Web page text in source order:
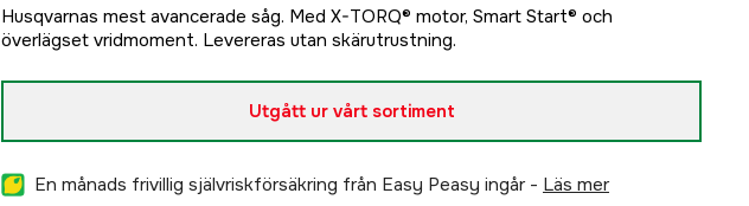
Husqvarnas mest avancerade såg. Med X-TORQ® motor, Smart Start® och
överlägset vridmoment. Levereras utan skärutrustning.
Utgått ur vårt sortiment
En månads frivillig självriskförsäkring från Easy Peasy ingår - läs mer